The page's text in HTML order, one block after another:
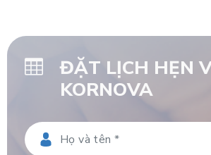
ĐẶT LỊCH HẸN
KORNOVA